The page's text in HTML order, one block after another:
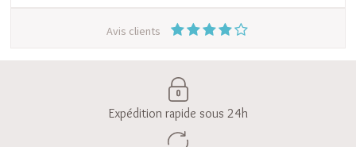
Avis clients
Expédition rapide sous 24h